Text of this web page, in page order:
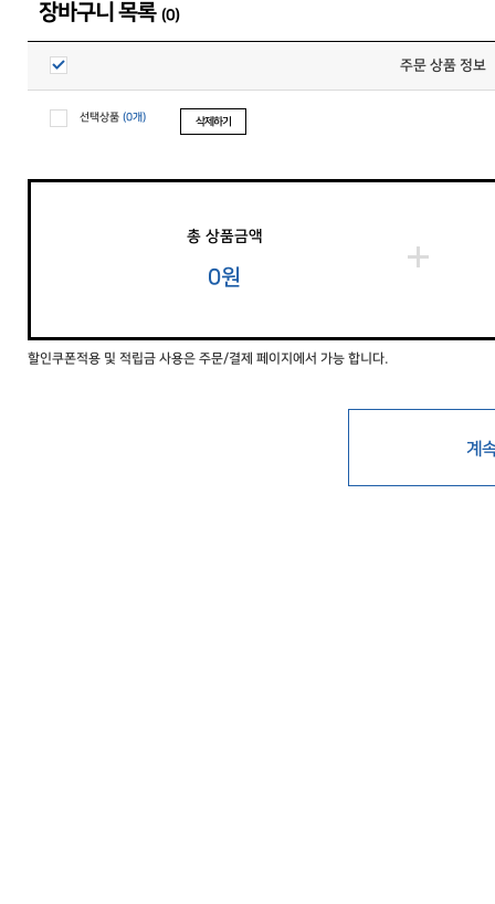
장바구니 목록 (0)
주문 상품 정보
선택상품 (0개) 삭제하기
총 상품금액
0원
할인쿠폰적용 및 적립금 사용은 주문/결제 페이지에서 가능 합니다.
계